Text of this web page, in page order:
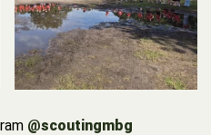
@scoutingmbg